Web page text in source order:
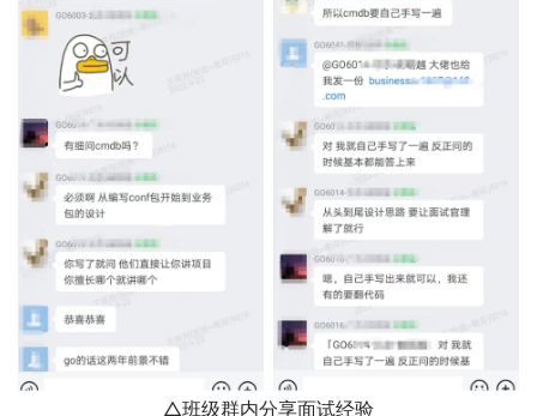
△班级群内分享面试经验